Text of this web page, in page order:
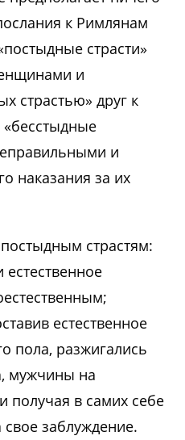
к Римлянам
страсти»
и
страстью» друг к
и
наказания за их
страстям:
естественное
пола, разжигались
мужчины на
получая в самих себе
заблуждение.